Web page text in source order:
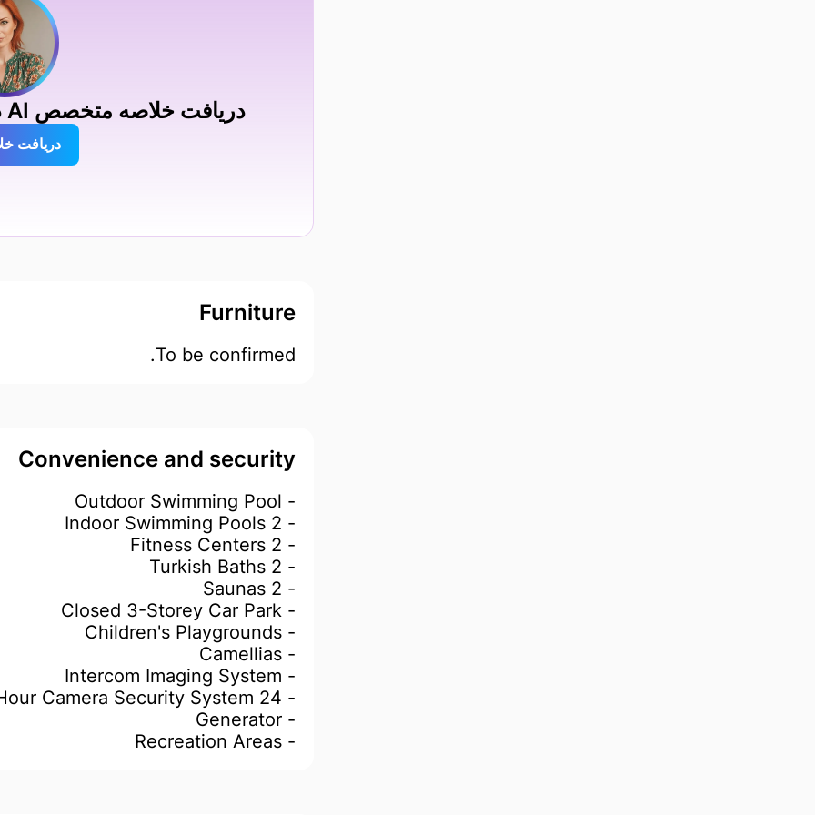
دریافت خلاصه متخصص AI درباره Ahteran İstanbul
دریافت
Furniture
To be confirmed.
Convenience and security
- Outdoor Swimming Pool
- 2 Indoor Swimming Pools
- 2 Fitness Centers
- 2 Turkish Baths
- 2 Saunas
- Closed 3-Storey Car Park
- Children's Playgrounds
- Camellias
- Intercom Imaging System
- 24 Hour Camera Security System
- Generator
- Recreation Areas